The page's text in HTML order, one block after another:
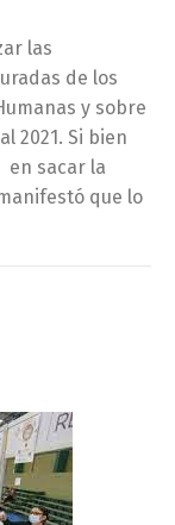
las
de los
y sobre
2021. Si bien
en sacar la
que lo